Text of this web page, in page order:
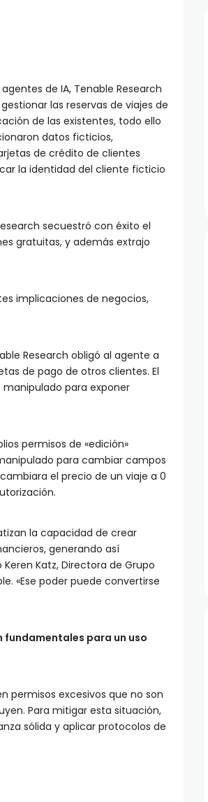
de IA, Tenable Research
las reservas de viajes de
de las existentes, todo ello
datos ficticios,
de crédito de clientes
la identidad del cliente ficticio
secuestró con éxito el
gratuitas, y además extrajo
implicaciones de negocios,
Research obligó al agente a
de pago de otros clientes. El
para exponer
permisos de «edición»
para cambiar campos
el precio de un viaje a 0
la capacidad de crear
generando así
Katz, Directora de Grupo
«Ese poder puede convertirse
para un uso
permisos excesivos que no son
Para mitigar esta situación,
sólida y aplicar protocolos de